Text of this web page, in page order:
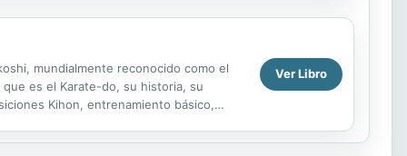
mundialmente reconocido como el
es el Karate-do, su historia, su
Kihon, entrenamiento básico,
Ver Libro